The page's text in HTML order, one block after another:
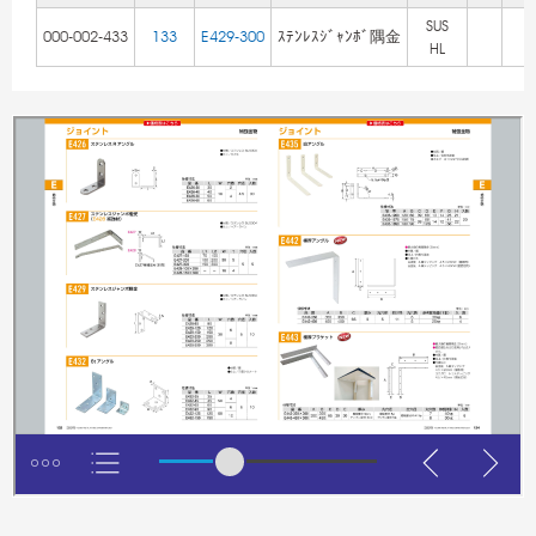
000-002-433 133 E429-300 ｽﾃﾝﾚｽｼﾞｬﾝﾎﾞ隅金
SUS
HL